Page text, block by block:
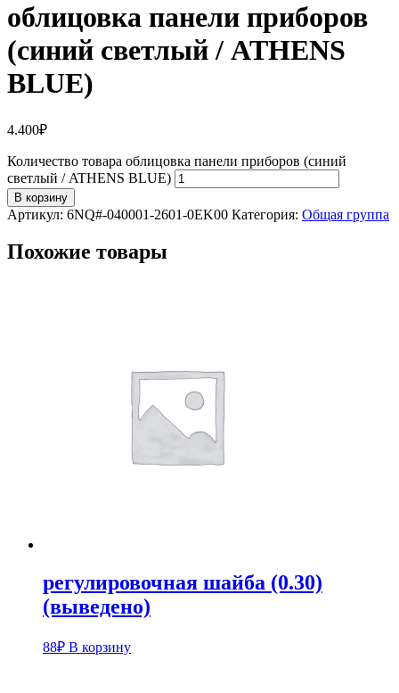
облицовка панели приборов
(синий светлый / ATHENS
BLUE)
4.400₽
Количество товара облицовка панели приборов (синий
светлый / ATHENS BLUE)
В корзину
Артикул: 6NQ#-040001-2601-0EK00 Категория: Общая группа
Похожие товары
регулировочная шайба (0.30)
(выведено)
88₽ В корзину